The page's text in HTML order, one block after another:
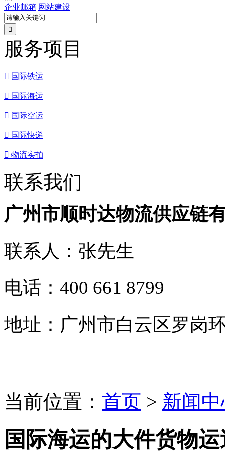
企业邮箱 网站建设
服务项目
 国际铁运
 国际海运
 国际空运
 国际快递
 物流实拍
联系我们
广州市顺时达物流供应链
联系人：张先生
电话：400 661 8799
地址：广州市白云区罗岗
当前位置： 首页 > 新闻
国际海运的大件货物